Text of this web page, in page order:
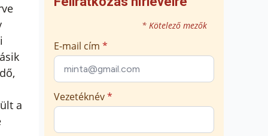
a
* Kötelező mezők
E-mail cím *
Vezetéknév*